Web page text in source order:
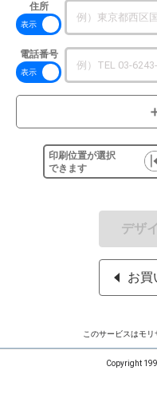
住所
電話番号
印刷位置が選択
できます
デザ
お買
このサービスはモリ
Copyright